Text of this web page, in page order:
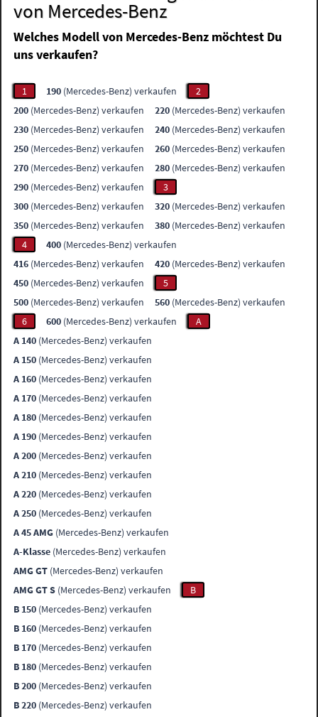
von Mercedes-Benz
Welches Modell von Mercedes-Benz möchtest Du
uns verkaufen?
1 190 (Mercedes-Benz) verkaufen
2
200 (Mercedes-Benz) verkaufen 220 (Mercedes-Benz) verkaufen
230 (Mercedes-Benz) verkaufen 240 (Mercedes-Benz) verkaufen
250 (Mercedes-Benz) verkaufen 260 (Mercedes-Benz) verkaufen
270 (Mercedes-Benz) verkaufen 280 (Mercedes-Benz) verkaufen
290 (Mercedes-Benz) verkaufen
3
300 (Mercedes-Benz) verkaufen 320 (Mercedes-Benz) verkaufen
350 (Mercedes-Benz) verkaufen 380 (Mercedes-Benz) verkaufen
4
400 (Mercedes-Benz) verkaufen
416 (Mercedes-Benz) verkaufen 420 (Mercedes-Benz) verkaufen
450 (Mercedes-Benz) verkaufen
5
500 (Mercedes-Benz) verkaufen 560 (Mercedes-Benz) verkaufen
6
600 (Mercedes-Benz) verkaufen
A
A 140 (Mercedes-Benz) verkaufen
A 150 (Mercedes-Benz) verkaufen
A 160 (Mercedes-Benz) verkaufen
A 170 (Mercedes-Benz) verkaufen
A 180 (Mercedes-Benz) verkaufen
A 190 (Mercedes-Benz) verkaufen
A 200 (Mercedes-Benz) verkaufen
A 210 (Mercedes-Benz) verkaufen
A 220 (Mercedes-Benz) verkaufen
A 250 (Mercedes-Benz) verkaufen
A 45 AMG (Mercedes-Benz) verkaufen
A-Klasse (Mercedes-Benz) verkaufen
AMG GT (Mercedes-Benz) verkaufen
AMG GT S (Mercedes-Benz) verkaufen
B
B 150 (Mercedes-Benz) verkaufen
B 160 (Mercedes-Benz) verkaufen
B 170 (Mercedes-Benz) verkaufen
B 180 (Mercedes-Benz) verkaufen
B 200 (Mercedes-Benz) verkaufen
B 220 (Mercedes-Benz) verkaufen